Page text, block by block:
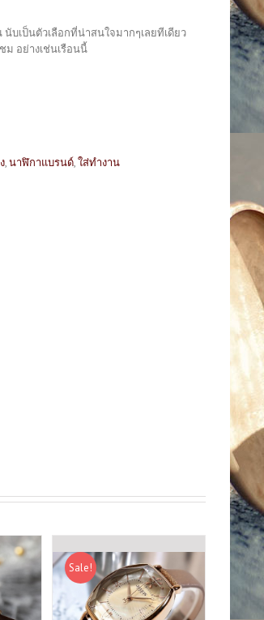
เป็นตัวเลือกที่น่าสนใจมากๆเลยทีเดียว
ม อย่างเช่นเรือนนี้
,นาฬิกาแบรนด์,ใส่ทำงาน
Sale!